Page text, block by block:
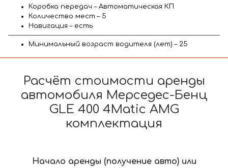
Коробка передач – Автоматическая КП
Количество мест – 5
Навигация – есть
Минимальный возраст водителя (лет) – 25
Расчёт стоимости аренды
автомобиля Мерседес-Бенц
GLE 400 4Matic AMG
комплектация
Начало аренды (получение авто) или